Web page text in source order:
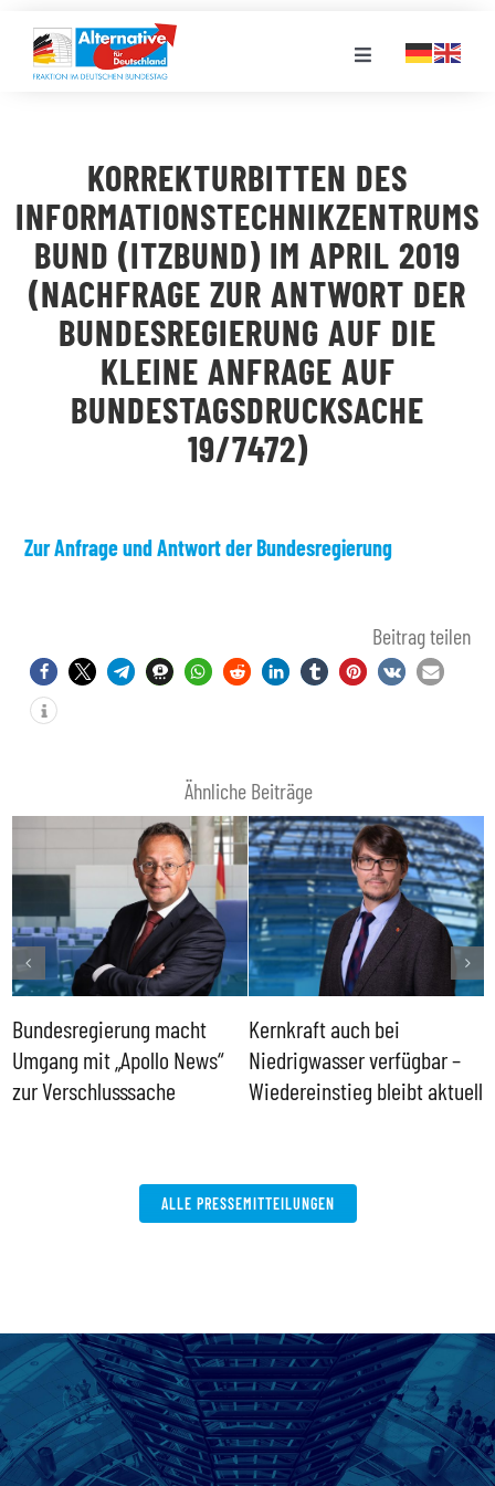
Inhalt
springen
Toggle
LANDESGRUPPEN
VERANSTALTUNGEN
PRESSE
STELLENPORTAL
KORREKTURBITTEN DES
INFORMATIONSTECHNIKZENTRUMS
BUND (ITZBUND) IM APRIL 2019
(NACHFRAGE ZUR ANTWORT DER
BUNDESREGIERUNG AUF DIE
KLEINE ANFRAGE AUF
BUNDESTAGSDRUCKSACHE
19/7472)
Zur Anfrage und Antwort der Bundesregierung
Beitrag teilen
Ähnliche Beiträge
Bundesregierung macht
Umgang mit „Apollo News“
zur Verschlusssache
Kernkraft auch bei
Niedrigwasser verfügbar –
Wiedereinstieg bleibt aktuell
ALLE PRESSEMITTEILUNGEN